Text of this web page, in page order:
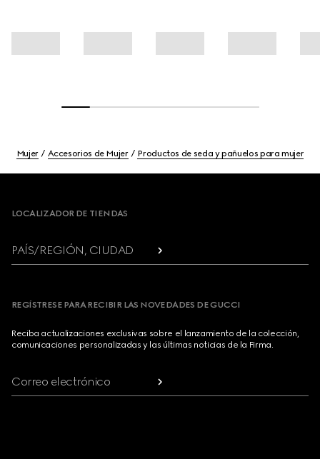
Mujer Accesorios de Mujer Productos de seda y pañuelos para mujer
LOCALIZADOR DE TIENDAS
PAÍS/REGIÓN, CIUDAD
REGÍSTRESE PARA RECIBIR LAS NOVEDADES DE GUCCI
Reciba actualizaciones exclusivas sobre el lanzamiento de la colección,
comunicaciones personalizadas y las últimas noticias de la Firma.
Correo electrónico